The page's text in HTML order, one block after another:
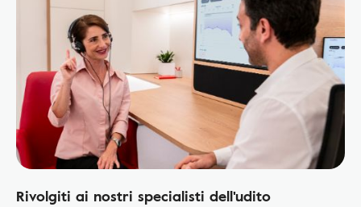
Rivolgiti ai nostri specialisti dell'udito